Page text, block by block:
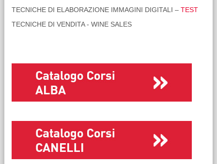
TECNICHE DI ELABORAZIONE IMMAGINI DIGITALI – TEST
TECNICHE DI VENDITA - WINE SALES